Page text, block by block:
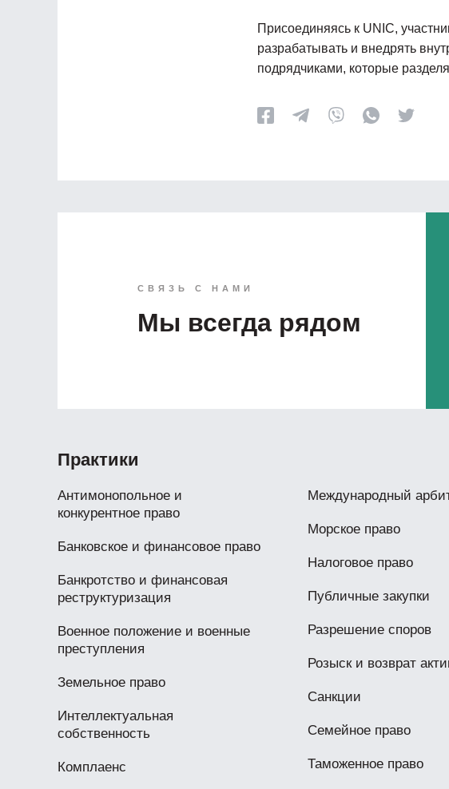
Присоединяясь к UNIC,
разрабатывать и внедрять
подрядчиками, которые
СВЯЗЬ С НАМИ
Мы всегда рядом
Практики
Антимонопольное и
конкурентное право
Банковское и финансовое право
Банкротство и финансовая
реструктуризация
Военное положение и военные
преступления
Земельное право
Интеллектуальная
собственность
Комплаенс
Международный
Морское право
Налоговое право
Публичные закупки
Разрешение споров
Розыск и возврат
Санкции
Семейное право
Таможенное право